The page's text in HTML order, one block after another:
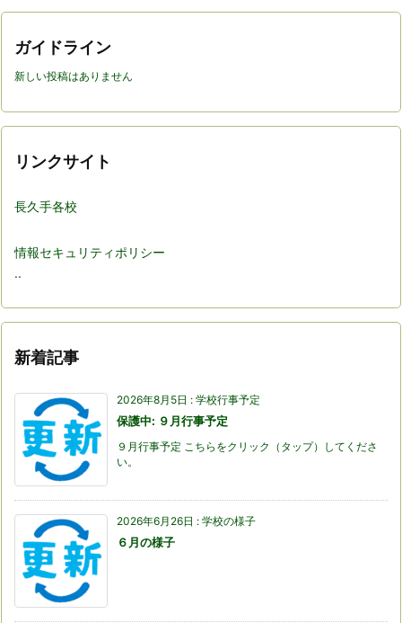
リ
ガイドライン
新しい投稿はありません
リンクサイト
長久手各校
情報セキュリティポリシー
..
新着記事
2026年8月5日 : 学校行事予定
保護中: ９月行事予定
９月行事予定 こちらをクリック（タップ）してくださ
い。
2026年6月26日 : 学校の様子
６月の様子